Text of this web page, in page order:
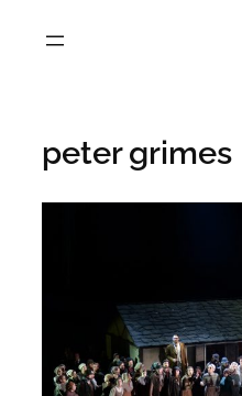
peter grimes